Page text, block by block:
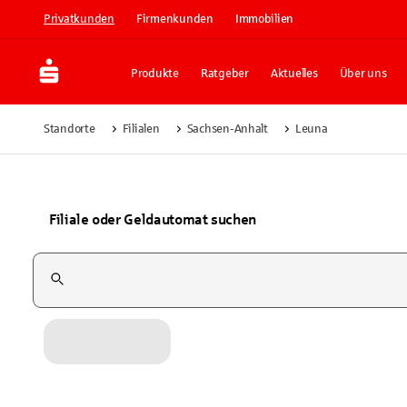
Privatkunden Firmenkunden Immobilien
Produkte Ratgeber Aktuelles Über uns
Standorte Filialen Sachsen-Anhalt Leuna
Filiale oder Geldautomat suchen
Suchfeld